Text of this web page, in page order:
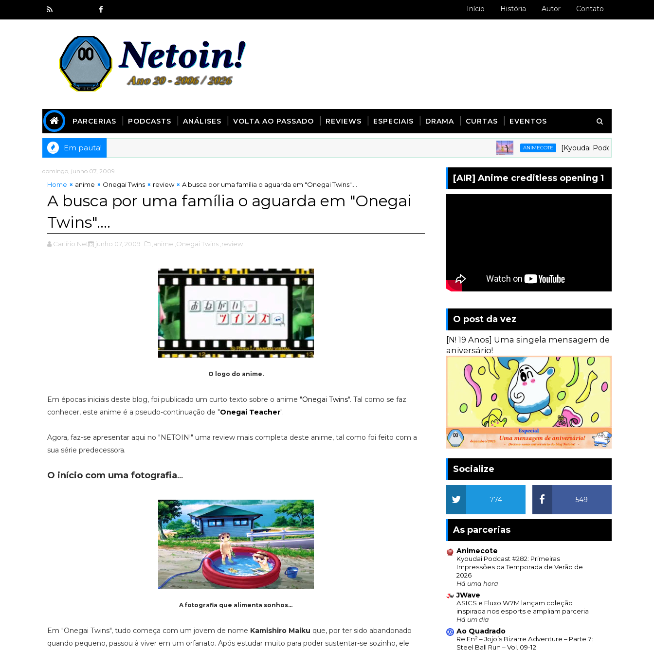
Início História Autor Contato
PARCERIAS PODCASTS ANÁLISES VOLTA AO PASSADO REVIEWS ESPECIAIS DRAMA CURTAS EVENTOS
Em pauta! ANIMECOTE [Kyoudai Podcast 281] Animes
domingo, junho 07, 2009
Home anime Onegai Twins review A busca por uma família o aguarda em "Onegai Twins"....
A busca por uma família o aguarda em "Onegai
Twins"....
Carlírio Neto junho 07, 2009 ,anime ,Onegai Twins ,review
O logo do anime.
Em épocas iniciais deste blog, foi publicado um curto texto sobre o anime "Onegai Twins". Tal como se faz
conhecer, este anime é a pseudo-continuação de "Onegai Teacher".
Agora, faz-se apresentar aqui no "NETOIN!" uma review mais completa deste anime, tal como foi feito com a
sua série predecessora.
O início com uma fotografia...
A fotografia que alimenta sonhos...
Em "Onegai Twins", tudo começa com um jovem de nome Kamishiro Maiku que, por ter sido abandonado
quando pequeno, passou à viver em um orfanato. Após estudar muito para poder sustentar-se sozinho, ele
[AIR] Anime creditless opening 1
O post da vez
[N! 19 Anos] Uma singela mensagem de
aniversário!
Socialize
549
774
As parcerias
Animecote
Kyoudai Podcast #282: Primeiras
Impressões da Temporada de Verão de
2026
Há uma hora
JWave
ASICS e Fluxo W7M lançam coleção
inspirada nos esports e ampliam parceria
Há um dia
Ao Quadrado
Re:En² – Jojo’s Bizarre Adventure – Parte 7:
Steel Ball Run – Vol. 09-12